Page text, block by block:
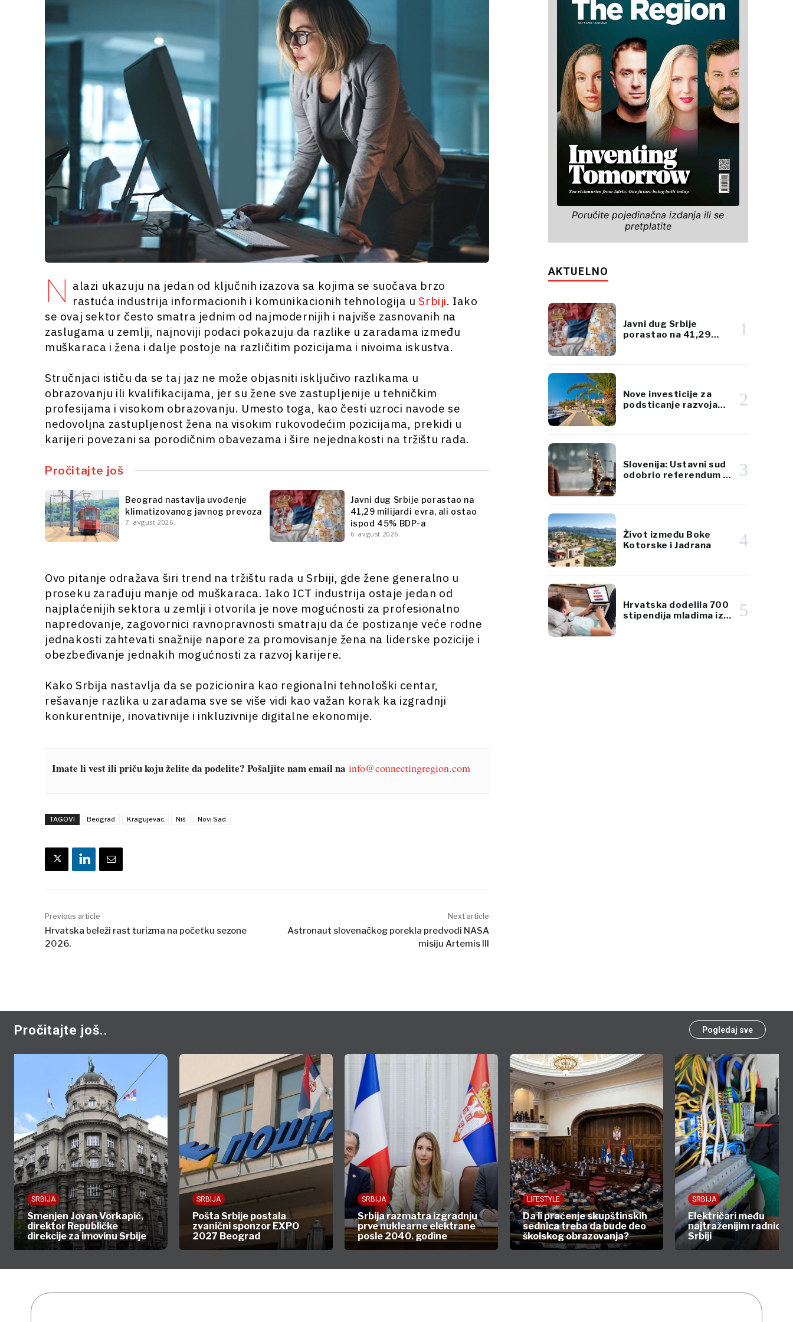
N alazi ukazuju na jedan od ključnih izazova sa kojima se suočava brzo
rastuća industrija informacionih i komunikacionih tehnologija uSrbiji. Iako
se ovaj sektor često smatra jednim od najmodernijih i najviše zasnovanih na
zaslugama u zemlji, najnoviji podaci pokazuju da razlike u zaradama između
muškaraca i žena i dalje postoje na različitim pozicijama i nivoima iskustva.
Stručnjaci ističu da se taj jaz ne može objasniti isključivo razlikama u
obrazovanju ili kvalifikacijama, jer su žene sve zastupljenije u tehničkim
profesijama i visokom obrazovanju. Umesto toga, kao česti uzroci navode se
nedovoljna zastupljenost žena na visokim rukovodećim pozicijama, prekidi u
karijeri povezani sa porodičnim obavezama i šire nejednakosti na tržištu rada.
Pročitajte još
Beograd nastavlja uvođenje
klimatizovanog javnog prevoza
7. avgust 2026.
Javni dug Srbije porastao na
41,29 milijardi evra, ali ostao
ispod 45% BDP-a
6. avgust 2026.
Ovo pitanje odražava širi trend na tržištu rada u Srbiji, gde žene generalno u
proseku zarađuju manje od muškaraca. Iako ICT industrija ostaje jedan od
najplaćenijih sektora u zemlji i otvorila je nove mogućnosti za profesionalno
napredovanje, zagovornici ravnopravnosti smatraju da će postizanje veće rodne
jednakosti zahtevati snažnije napore za promovisanje žena na liderske pozicije i
obezbeđivanje jednakih mogućnosti za razvoj karijere.
Kako Srbija nastavlja da se pozicionira kao regionalni tehnološki centar,
rešavanje razlika u zaradama sve se više vidi kao važan korak ka izgradnji
konkurentnije, inovativnije i inkluzivnije digitalne ekonomije.
Imate li vest ili priču koju želite da podelite? Pošaljite nam email na info@connectingregion.com
TAGOVI Beograd Kragujevac Niš Novi Sad
Previous article
Hrvatska beleži rast turizma na početku sezone
2026.
Next article
Astronaut slovenačkog porekla predvodi NASA
misiju Artemis III
Poručite pojedinačna izdanja ili se
pretplatite
AKTUELNO
Javni dug Srbije
porastao na 41,29
1
Nove investicije za
podsticanje razvoja
2
Slovenija: Ustavni sud
odobrio referendum o
3
Život između Boke
Kotorske i Jadrana
4
Hrvatska dodelila 700
stipendija mladima iz
5
Pročitajte još.. Pogledaj sve
SRBIJA
Smenjen Jovan Vorkapić,
direktor Republičke
direkcije za imovinu Srbije
SRBIJA
Pošta Srbije postala
zvanični sponzor EXPO
2027 Beograd
SRBIJA
Srbija razmatra izgradnju
prve nuklearne elektrane
posle 2040. godine
LIFESTYLE
Da li praćenje skupštinskih
sednica treba da bude deo
školskog obrazovanja?
SRBIJA
Električari među
najtraženijim
Srbiji